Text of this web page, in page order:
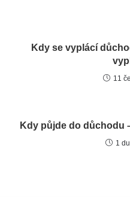
Kdy se vyplácí
11
Kdy půjde do důchodu
1